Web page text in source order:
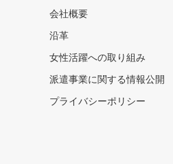
会社概要
沿革
女性活躍への取り組み
派遣事業に関する情報公開
プライバシーポリシー